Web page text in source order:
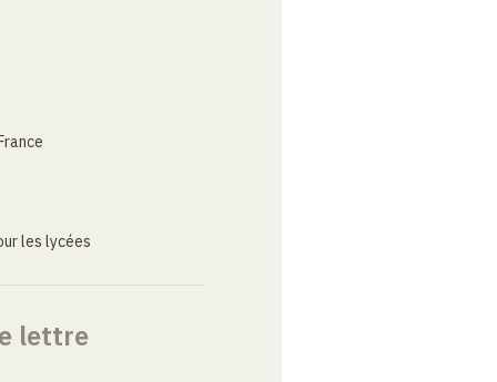
les lycées
lettre